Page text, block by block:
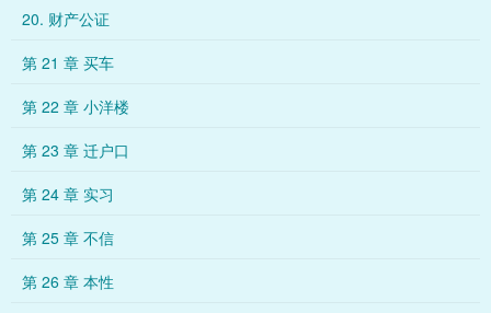
20. 财产公证
第 21 章 买车
第 22 章 小洋楼
第 23 章 迁户口
第 24 章 实习
第 25 章 不信
第 26 章 本性